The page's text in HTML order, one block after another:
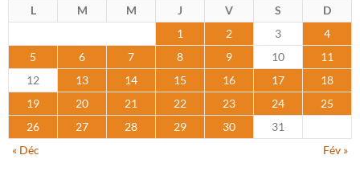
L M M J V S
D
1
2 3
4
5
6 7 8 9 10
11
12
13 14 15 16 17
18
19
20 21 22 23 24
25
26
27 28 29 30
31
« Déc
Fév »